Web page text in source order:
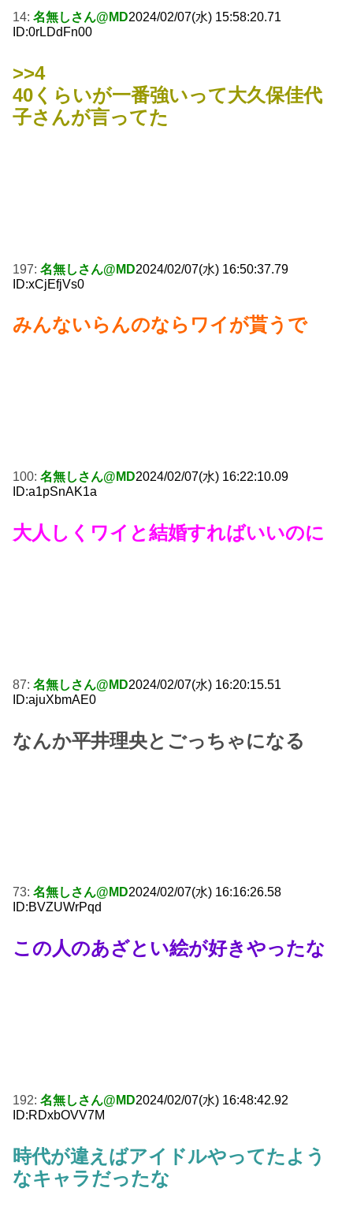
14: 名無しさん@MD2024/02/07(水) 15:58:20.71
ID:0rLDdFn00
>>4
40くらいが一番強いって大久保佳代
子さんが言ってた
197: 名無しさん@MD2024/02/07(水) 16:50:37.79
ID:xCjEfjVs0
みんないらんのならワイが貰うで
100: 名無しさん@MD2024/02/07(水) 16:22:10.09
ID:a1pSnAK1a
大人しくワイと結婚すればいいのに
87: 名無しさん@MD2024/02/07(水) 16:20:15.51
ID:ajuXbmAE0
なんか平井理央とごっちゃになる
73: 名無しさん@MD2024/02/07(水) 16:16:26.58
ID:BVZUWrPqd
この人のあざとい絵が好きやったな
192: 名無しさん@MD2024/02/07(水) 16:48:42.92
ID:RDxbOVV7M
時代が違えばアイドルやってたよう
なキャラだったな